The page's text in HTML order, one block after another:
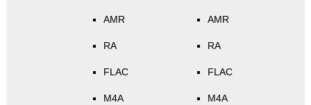
AMR
RA
FLAC
M4A
AMR
RA
FLAC
M4A